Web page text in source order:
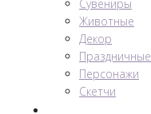
Сувениры
Животные
Декор
Праздничные
Персонажи
Скетчи